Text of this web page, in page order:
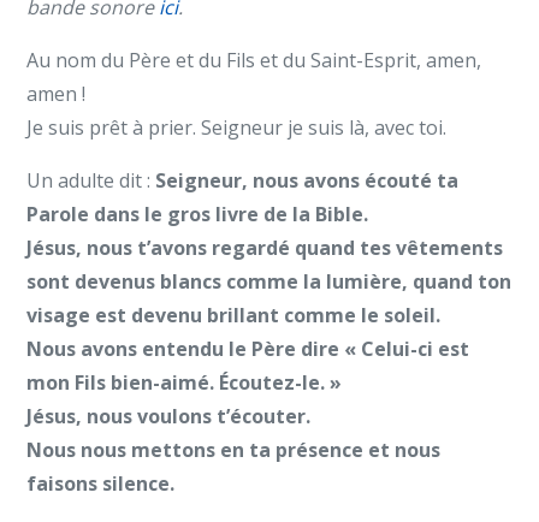
bande sonoreici.
Au nom du Père et du Fils et du Saint-Esprit, amen,
amen !
Je suis prêt à prier. Seigneur je suis là, avec toi.
Un adulte dit : Seigneur, nous avons écouté ta
Parole dans le gros livre de la Bible.
Jésus, nous t’avons regardé quand tes vêtements
sont devenus blancs comme la lumière, quand ton
visage est devenu brillant comme le soleil.
Nous avons entendu le Père dire « Celui-ci est
mon Fils bien-aimé. Écoutez-le. »
Jésus, nous voulons t’écouter.
Nous nous mettons en ta présence et nous
faisons silence.